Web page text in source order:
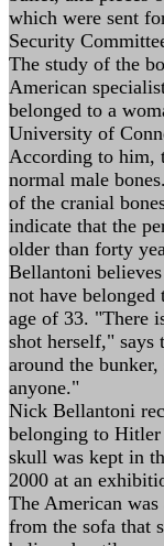
which were sent
Security
The study of the
American
belonged to a
University of
According to him,
normal male
of the cranial
indicate that the
older than forty
Bellantoni
not have belonged
age of 33. "There
shot herself," says
around the
anyone."
Nick Bellantoni
belonging to
skull was kept in
2000 at an
The American
from the sofa that